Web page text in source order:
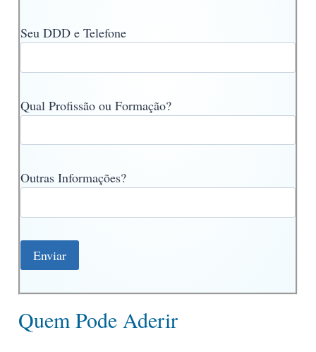
Seu DDD e Telefone
Qual Profissão ou Formação?
Outras Informações?
Quem Pode Aderir